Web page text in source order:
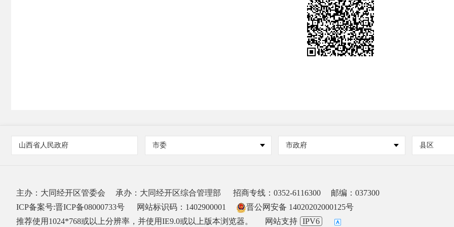
山西省人民政府 市委 市政府 县区
主办：大同经开区管委会 承办：大同经开区综合管理部 招商专线：0352-6116300
邮编：037300
ICP备案号:晋ICP备08000733号
网站标识码：1402900001
晋公网安备 14020202000125号
推荐使用1024*768或以上分辨率，并使用IE9.0或以上版本浏览器。
网站支持 IPV6